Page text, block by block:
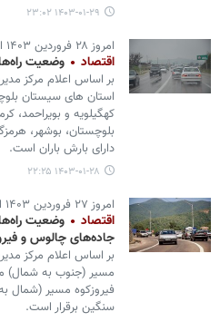
۱۴۰۳-۰۱-۲۹ ۲۳:۰۲
امروز ۲۸ فروردین ۱۴۰۳ اعلام شد
اقتصاد وضعیت
بر اساس اعلام مرکز
استان های سیستان
کهگیلویه و بویراحمد،
بلوچستان، بوشهر،
دارای بارش باران است.
۱۴۰۳-۰۱-۲۸ ۲۲:۲۵
امروز ۲۷ فروردین ۱۴۰۳ اعلام شد
اقتصاد
وضعیت
جاده‌های چالوس و
بر اساس اعلام مرکز
مسیر (جنوب به شمال)
فیروزکوه مسیر (شمال
سنگین برقرار است.